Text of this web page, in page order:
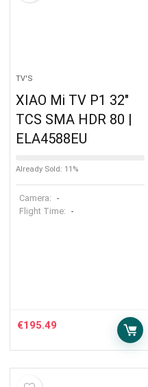
TV'S
XIAO Mi TV P1 32″
TCS SMA HDR 80 |
ELA4588EU
Already Sold: 11%
Camera: -
Flight Time: -
€195.49